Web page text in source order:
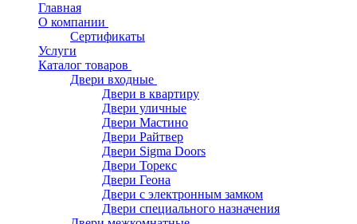
Главная
О компании
Сертификаты
Услуги
Каталог товаров
Двери входные
Двери в квартиру
Двери уличные
Двери Мастино
Двери Райтвер
Двери Sigma Doors
Двери Торекс
Двери Геона
Двери с электронным замком
Двери специального назначения